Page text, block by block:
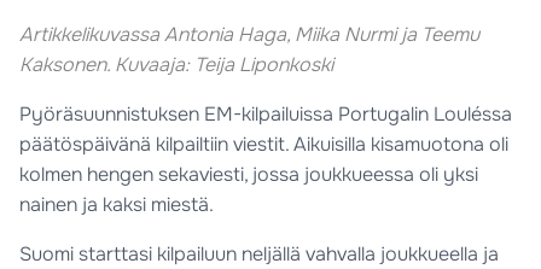
Artikkelikuvassa Antonia Haga, Miika Nurmi ja Teemu
Kaksonen. Kuvaaja: Teija Liponkoski
Pyöräsuunnistuksen EM-kilpailuissa Portugalin Louléssa
päätöspäivänä kilpailtiin viestit. Aikuisilla kisamuotona oli
kolmen hengen sekaviesti, jossa joukkueessa oli yksi
nainen ja kaksi miestä.
Suomi starttasi kilpailuun neljällä vahvalla joukkueella ja